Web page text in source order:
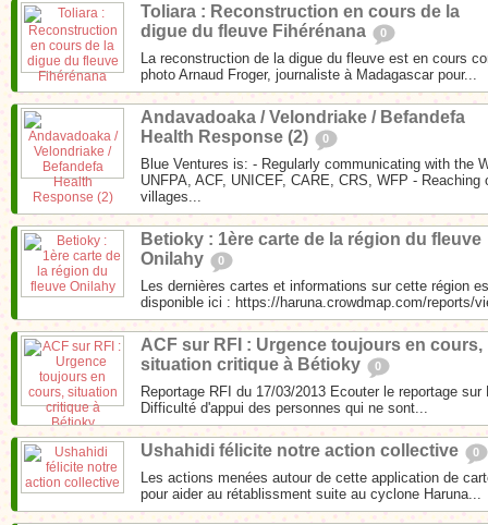
Toliara : Reconstruction en cours de la
digue du fleuve Fihérénana
0
La reconstruction de la digue du fleuve est en cours
photo Arnaud Froger, journaliste à Madagascar pour...
Andavadoaka / Velondriake / Befandefa
Health Response (2)
0
Blue Ventures is: - Regularly communicating with the
UNFPA, ACF, UNICEF, CARE, CRS, WFP - Reaching
villages...
Betioky : 1ère carte de la région du fleuve
Onilahy
0
Les dernières cartes et informations sur cette région
disponible ici : https://haruna.crowdmap.com/reports/
ACF sur RFI : Urgence toujours en cours,
situation critique à Bétioky
0
Reportage RFI du 17/03/2013 Ecouter le reportage sur
Difficulté d'appui des personnes qui ne sont...
Ushahidi félicite notre action collective 0
Les actions menées autour de cette application de
pour aider au rétablissment suite au cyclone Haruna...